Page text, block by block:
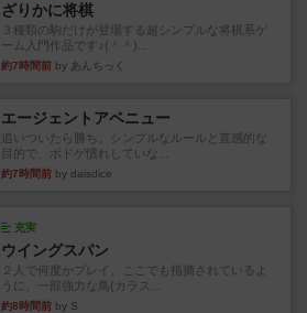
ざりかに将棋
３種類の駒だけが登場する超シンプルな将棋系ゲ
ーム入門作品です♪(＾＾)...
約7時間前 by あんちっく
エージェントアベニュー
追いついたら勝ち。シンプルなルールと直感的な
目的で、ボドゲ慣れしていな...
約7時間前 by daisdice
充実
ウイングスパン
２人で何度かプレイ。ここでも指摘されているよ
うに、一部強力な鳥(カラス...
約8時間前 by S